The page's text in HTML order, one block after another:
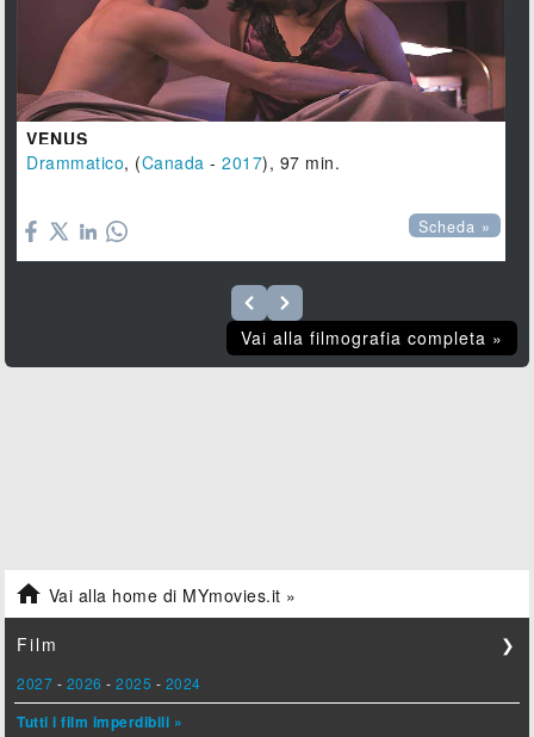
VENUS
Drammatico, (Canada -2017), 97 min.
Scheda »
Vai alla filmografia completa »
 Vai alla home di MYmovies.it »
Film ❯
2027 - 2026 -2025 - 2024
Tutti i film imperdibili »